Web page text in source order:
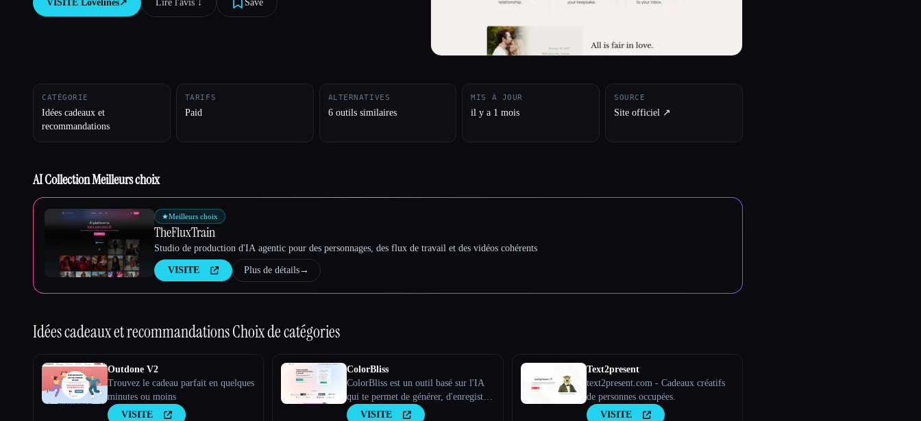
VISITE Lovelines↗︎ Lire l'avis ↓︎ Save
CATÉGORIE
Idées cadeaux et
recommandations
TARIFS
Paid
ALTERNATIVES
6 outils similaires
MIS À JOUR
il y a 1 mois
SOURCE
Site officiel ↗︎
AI Collection Meilleurs choix
★Meilleurs choix
TheFluxTrain
Studio de production d'IA agentic pour des personnages, des flux de travail et des vidéos cohérents
VISITE Plus de détails→
Idées cadeaux et recommandationsChoix de catégories
Outdone V2
Trouvez le cadeau parfait en quelques
minutes ou moins
VISITE
ColorBliss
ColorBliss est un outil basé sur l'IA
qui te permet de générer, d'enregistrer
et d'imprimer des feuilles à colorier
VISITE
Text2present
text2present.com - Cadeaux créatifs
de personnes occupées.
VISITE